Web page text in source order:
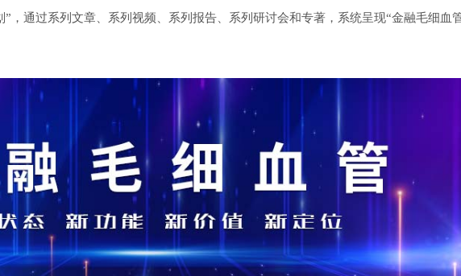
，通过系列文章、系列视频、系列报告、系列研讨会和专著，系统呈现“金融毛细血